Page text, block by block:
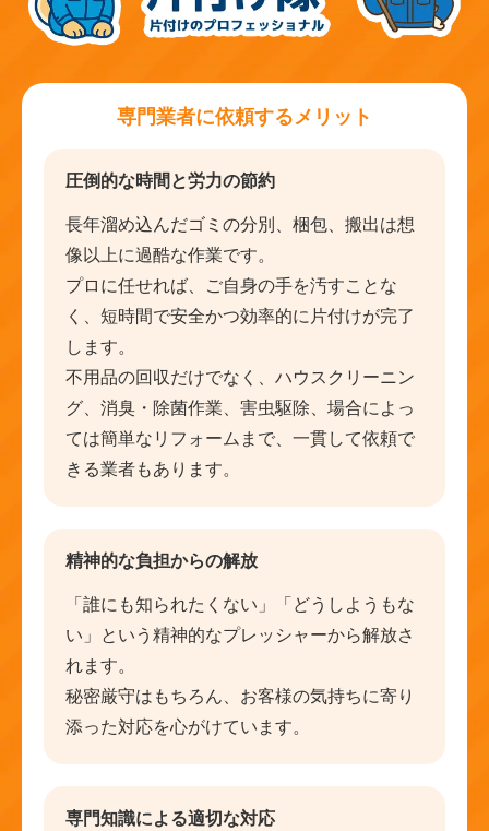
専門業者に依頼するメリット
圧倒的な時間と労力の節約
長年溜め込んだゴミの分別、梱包、搬出は想
像以上に過酷な作業です。
プロに任せれば、ご自身の手を汚すことな
く、短時間で安全かつ効率的に片付けが完了
します。
不用品の回収だけでなく、ハウスクリーニン
グ、消臭・除菌作業、害虫駆除、場合によっ
ては簡単なリフォームまで、一貫して依頼で
きる業者もあります。
精神的な負担からの解放
「誰にも知られたくない」「どうしようもな
い」という精神的なプレッシャーから解放さ
れます。
秘密厳守はもちろん、お客様の気持ちに寄り
添った対応を心がけています。
専門知識による適切な対応